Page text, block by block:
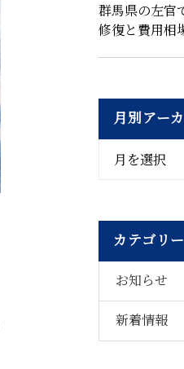
群馬県の左官
修復と費用相
月別アー
月を選択
カテゴリー
お知らせ
新着情報